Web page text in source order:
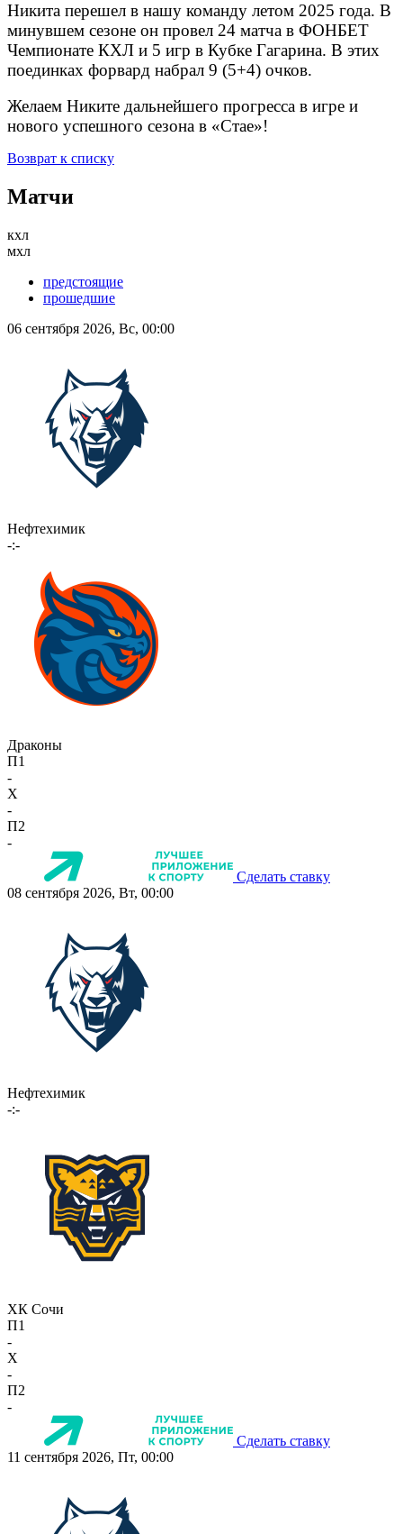
Никита перешел в нашу команду летом 2025 года. В
минувшем сезоне он провел 24 матча в ФОНБЕТ
Чемпионате КХЛ и 5 игр в Кубке Гагарина. В этих
поединках форвард набрал 9 (5+4) очков.
Желаем Никите дальнейшего прогресса в игре и
нового успешного сезона в «Стае»!
Возврат к списку
Матчи
кхл
мхл
предстоящие
прошедшие
06 сентября 2026, Вс, 00:00
Нефтехимик
-:-
Драконы
П1
-
X
-
П2
-
Сделать ставку
08 сентября 2026, Вт, 00:00
Нефтехимик
-:-
ХК Сочи
П1
-
X
-
П2
-
Сделать ставку
11 сентября 2026, Пт, 00:00